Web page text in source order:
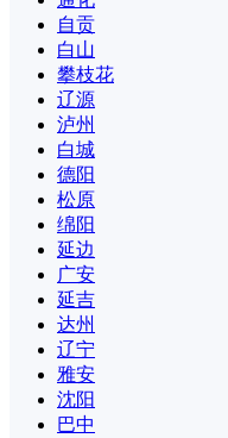
自贡
白山
攀枝花
辽源
泸州
白城
德阳
松原
绵阳
延边
广安
延吉
达州
辽宁
雅安
沈阳
巴中